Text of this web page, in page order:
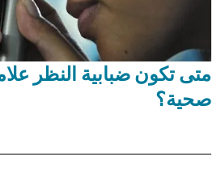
متى تكون ضبابية النظر
صحية؟